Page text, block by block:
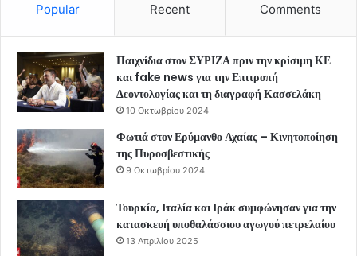
Popular Recent Comments
Παιχνίδια στον ΣΥΡΙΖΑ πριν την κρίσιμη ΚΕ
και fake news για την Επιτροπή
Δεοντολογίας και τη διαγραφή Κασσελάκη
10 Οκτωβρίου 2024
Φωτιά στον Ερύμανθο Αχαΐας – Κινητοποίηση
της Πυροσβεστικής
9 Οκτωβρίου 2024
Τουρκία, Ιταλία και Ιράκ συμφώνησαν για την
κατασκευή υποθαλάσσιου αγωγού πετρελαίου
13 Απριλίου 2025